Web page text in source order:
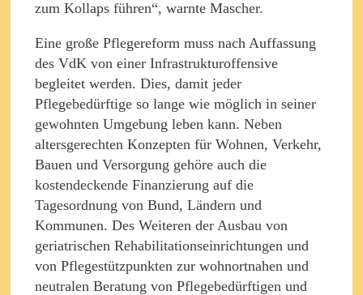
zum Kollaps führen“, warnte Mascher.
Eine große Pflegereform muss nach Auffassung
des VdK von einer Infrastrukturoffensive
begleitet werden. Dies, damit jeder
Pflegebedürftige so lange wie möglich in seiner
gewohnten Umgebung leben kann. Neben
altersgerechten Konzepten für Wohnen, Verkehr,
Bauen und Versorgung gehöre auch die
kostendeckende Finanzierung auf die
Tagesordnung von Bund, Ländern und
Kommunen. Des Weiteren der Ausbau von
geriatrischen Rehabilitationseinrichtungen und
von Pflegestützpunkten zur wohnortnahen und
neutralen Beratung von Pflegebedürftigen und